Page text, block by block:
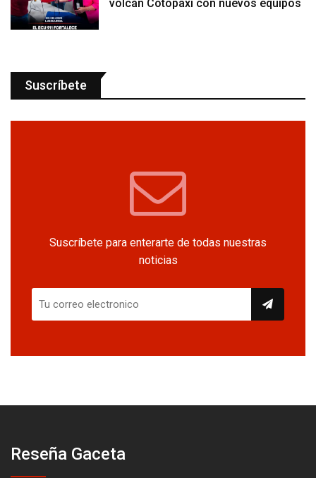
volcán Cotopaxi con nuevos equipos
Suscríbete
Suscríbete para enterarte de todas nuestras
noticias
Reseña Gaceta